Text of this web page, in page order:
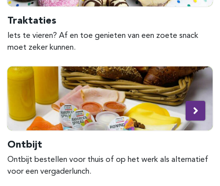
Traktaties
Iets te vieren? Af en toe genieten van een zoete snack
moet zeker kunnen.
Ontbijt
Ontbijt bestellen voor thuis of op het werk als alternatief
voor een vergaderlunch.